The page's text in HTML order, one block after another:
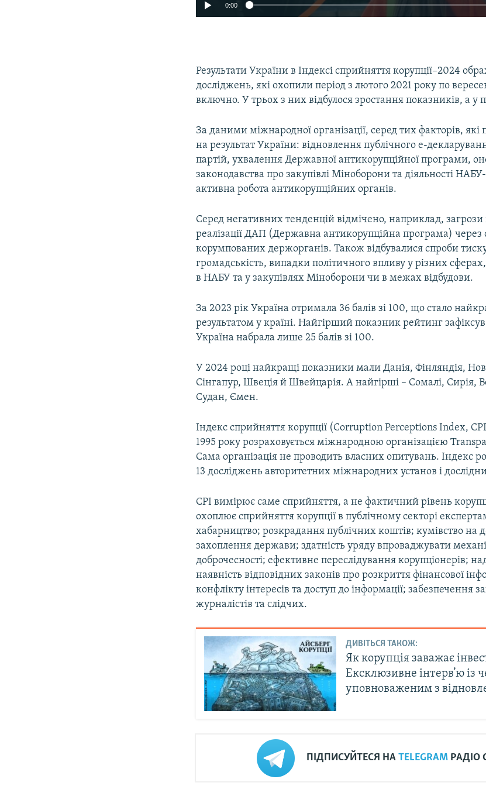
Auto 240p 360p
720p 1080p
0:00
Результати України в Індексі сприйняття корупції–2024
досліджень, які охопили період з лютого 2021 року по
включно. У трьох з них відбулося зростання показників, а у
За даними міжнародної організації, серед тих факторів,
на результат України: відновлення публічного е-
партій, ухвалення Державної антикорупційної програми,
законодавства про закупівлі Міноборони та діяльності
активна робота антикорупційних органів.
Серед негативних тенденцій відмічено, наприклад,
реалізації ДАП (Державна антикорупційна програма) через
корумпованих держорганів. Також відбувалися спроби
громадськість, випадки політичного впливу у різних
в НАБУ та у закупівлях Міноборони чи в межах відбудови.
За 2023 рік Україна отримала 36 балів зі 100, що стало
результатом у країні. Найгірший показник рейтинг
Україна набрала лише 25 балів зі 100.
У 2024 році найкращі показники мали Данія, Фінляндія,
Сінгапур, Швеція й Швейцарія. А найгірші – Сомалі, Сирія,
Судан, Ємен.
Індекс сприйняття корупції (Corruption Perceptions Index,
1995 року розраховується міжнародною організацією
Сама організація не проводить власних опитувань. Індекс
13 досліджень авторитетних міжнародних установ і
CPI вимірює саме сприйняття, а не фактичний рівень
охоплює сприйняття корупції в публічному секторі
хабарництво; розкрадання публічних коштів; кумівство на
захоплення держави; здатність уряду впроваджувати
доброчесності; ефективне переслідування корупціонерів;
наявність відповідних законів про розкриття фінансової
конфлікту інтересів та доступ до інформації; забезпечення
журналістів та слідчих.
ДИВІТЬСЯ ТАКОЖ:
Як корупція заважає
Ексклюзивне інтерв’ю із
уповноваженим з
ПІДПИСУЙТЕСЯ НАTELEGRAM РАДІО